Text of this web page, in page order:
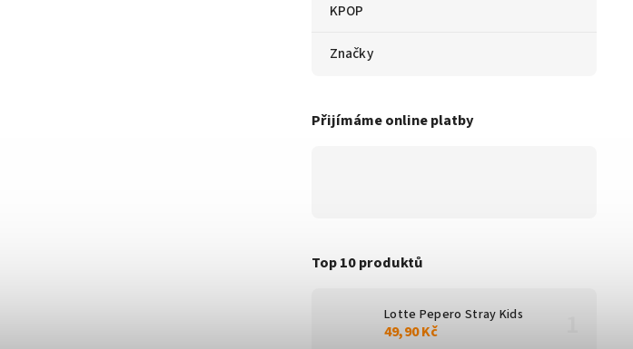
KPOP
Značky
Přijímáme online platby
Top 10 produktů
Lotte Pepero Stray Kids
49,90 Kč